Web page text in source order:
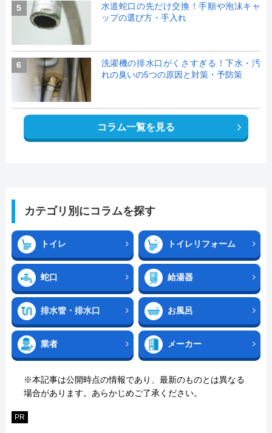
5
水道蛇口の先だけ交換！手順や泡沫キャ
ップの選び方・手入れ
6
洗濯機の排水口がくさすぎる！下水・汚
れの臭いの5つの原因と対策・予防策
コラム一覧を見る
カテゴリ別にコラムを探す
トイレ トイレリフォーム
蛇口 給湯器
排水管・排水口 お風呂
業者 メーカー
※本記事は公開時点の情報であり、最新のものとは異なる
場合があります。あらかじめご了承ください。
PR